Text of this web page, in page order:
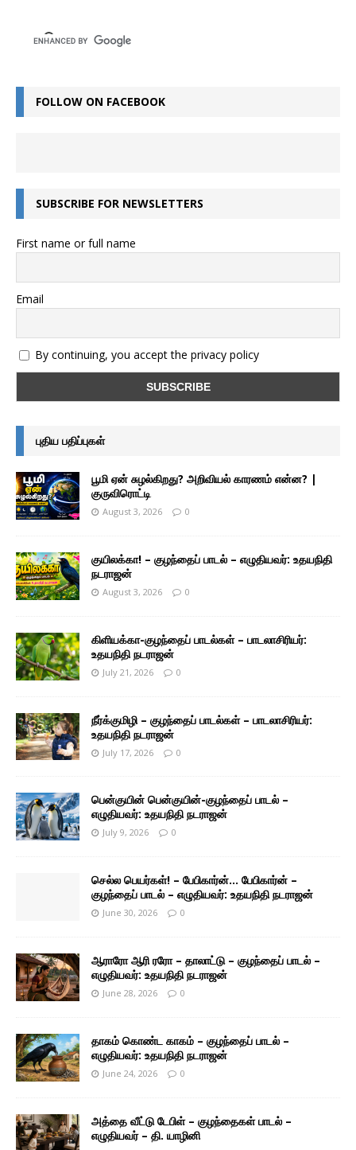
FOLLOW ON FACEBOOK
SUBSCRIBE FOR NEWSLETTERS
First name or full name
Email
By continuing, you accept the privacy policy
புதிய பதிப்புகள்
பூமி ஏன் சுழல்கிறது? அறிவியல் காரணம் என்ன? |
குருவிரொட்டி
August 3, 2026 0
குயிலக்கா! – குழந்தைப் பாடல் – எழுதியவர்: உதயநிதி
நடராஜன்
August 3, 2026 0
கிளியக்கா-குழந்தைப் பாடல்கள் – பாடலாசிரியர்:
உதயநிதி நடராஜன்
July 21, 2026 0
நீர்க்குமிழி – குழந்தைப் பாடல்கள் – பாடலாசிரியர்:
உதயநிதி நடராஜன்
July 17, 2026 0
பென்குயின் பென்குயின்-குழந்தைப் பாடல் –
எழுதியவர்: உதயநிதி நடராஜன்
July 9, 2026 0
செல்ல பெயர்கள்! – பேபிகார்ன்… பேபிகார்ன் –
குழந்தைப் பாடல் – எழுதியவர்: உதயநிதி நடராஜன்
June 30, 2026 0
ஆராரோ ஆரி ரரோ – தாலாட்டு – குழந்தைப் பாடல் –
எழுதியவர்: உதயநிதி நடராஜன்
June 28, 2026 0
தாகம் கொண்ட காகம் – குழந்தைப் பாடல் –
எழுதியவர்: உதயநிதி நடராஜன்
June 24, 2026 0
அத்தை வீட்டு டேபிள் – குழந்தைகள் பாடல் –
எழுதியவர் – தி. யாழினி